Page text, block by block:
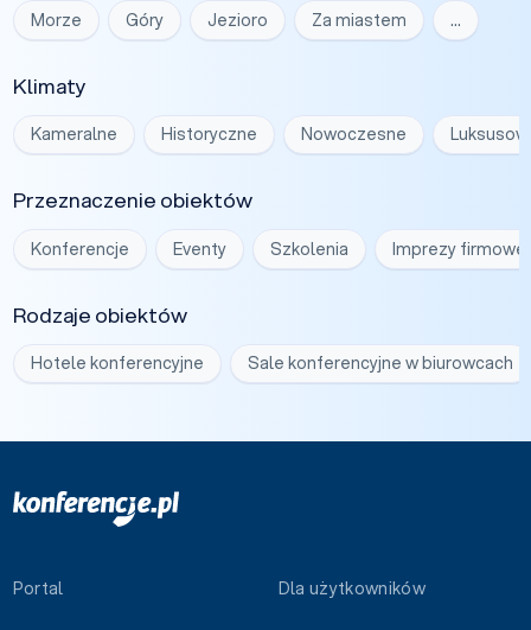
Morze Góry Jezioro Za miastem …
Klimaty
Kameralne Historyczne Nowoczesne
Przeznaczenie obiektów
Konferencje Eventy Szkolenia Imprezy firmowe
Rodzaje obiektów
Hotele konferencyjne Sale konferencyjne w biurowcach
Portal Dla użytkowników